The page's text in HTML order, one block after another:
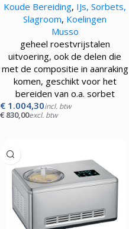
Koude Bereiding, IJs, Sorbets,
Slagroom, Koelingen
Musso
geheel roestvrijstalen
uitvoering, ook de delen die
met de compositie in aanraking
komen, geschikt voor het
bereiden van o.a. sorbet
€ 1.004,30incl. btw
€ 830,00excl. btw